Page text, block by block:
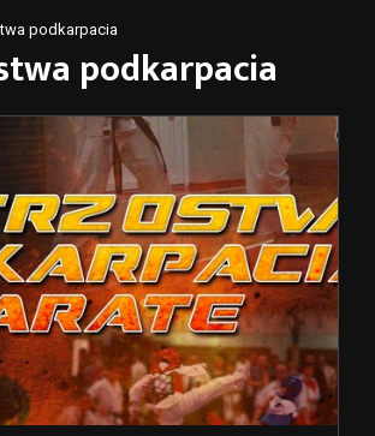
podkarpacia
podkarpacia